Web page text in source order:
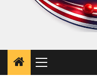
Primary
Menu